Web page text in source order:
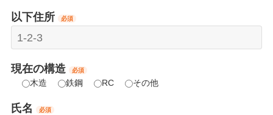
以下住所 必須
現在の構造 必須
木造 鉄鋼 RC その他
氏名 必須